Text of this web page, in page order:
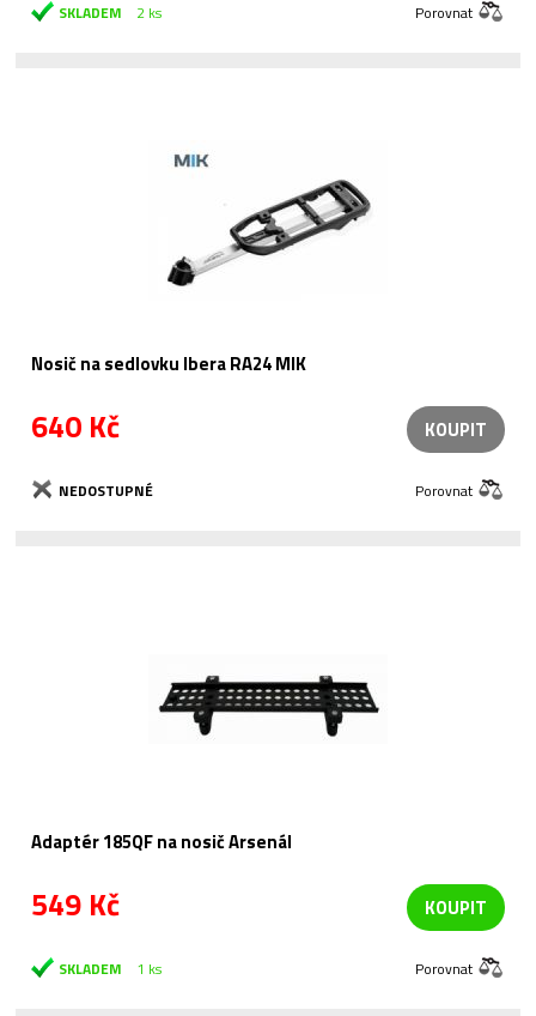
SKLADEM 2 ks Porovnat
Nosič na sedlovku Ibera RA24 MIK
640 Kč KOUPIT
NEDOSTUPNÉ Porovnat
Adaptér 185QF na nosič Arsenál
549 Kč KOUPIT
SKLADEM 1 ks Porovnat